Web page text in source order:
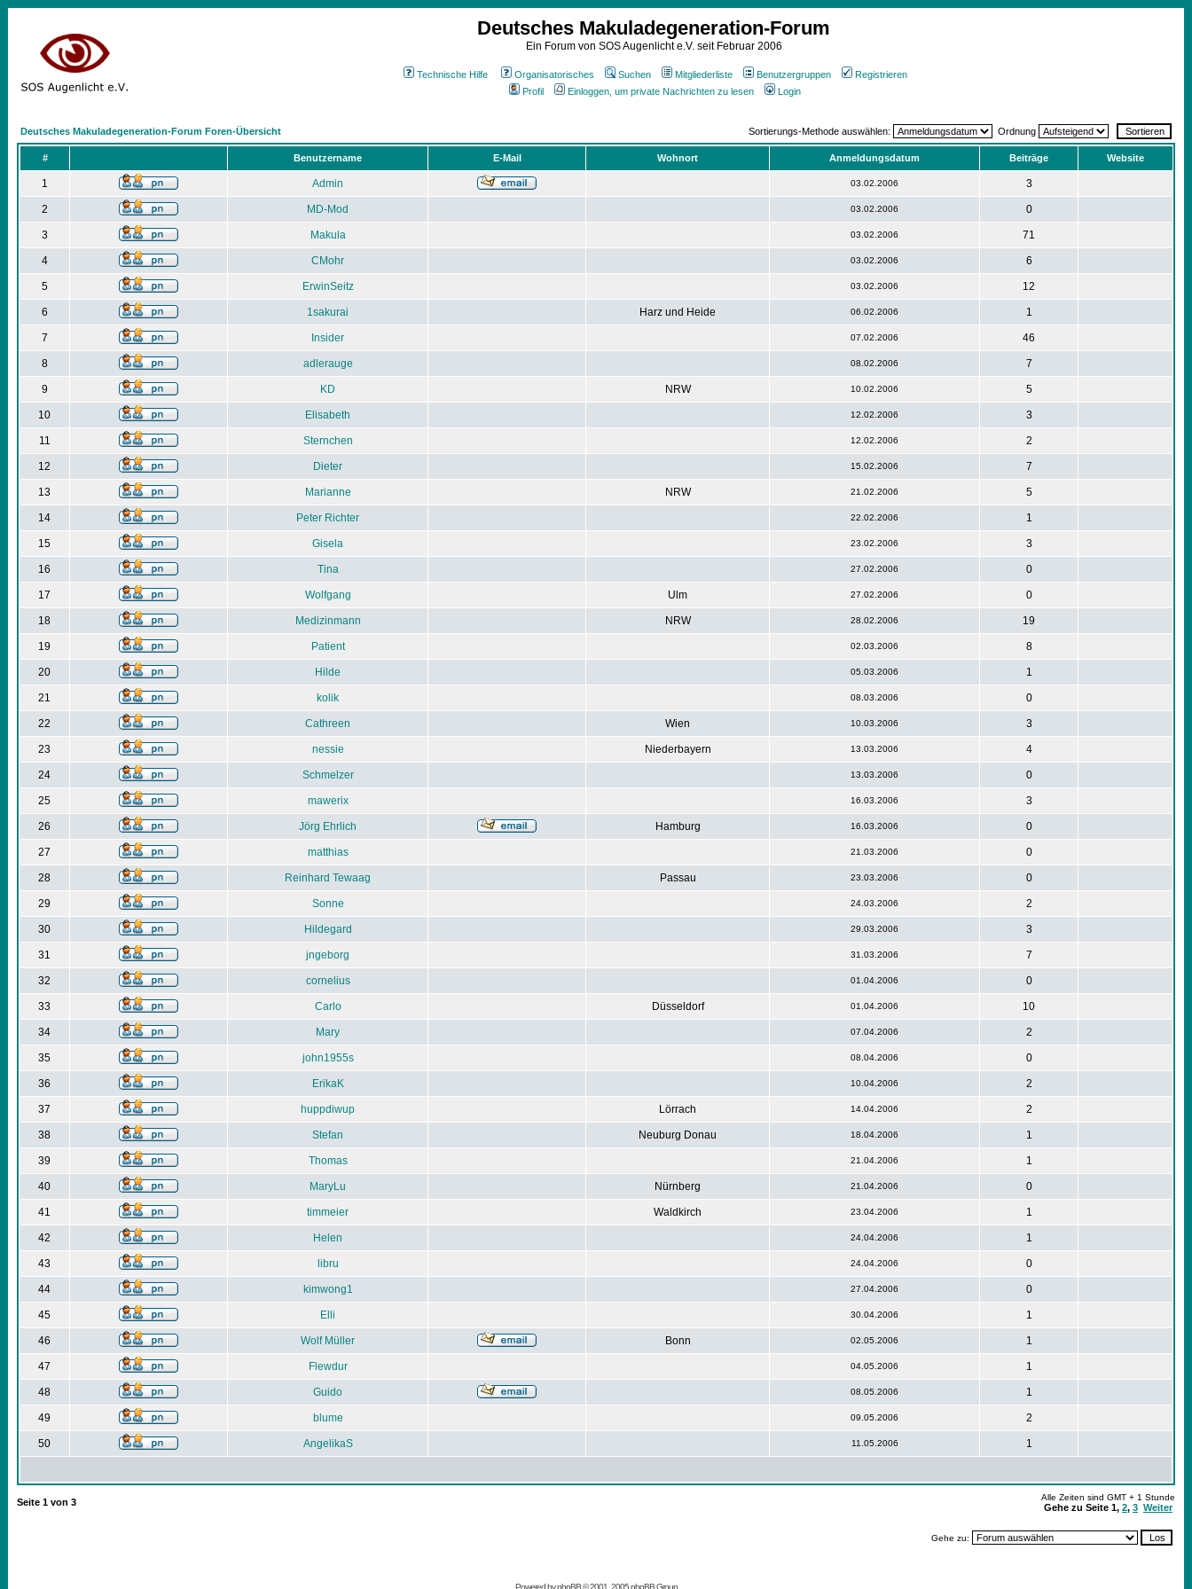
Deutsches Makuladegeneration-Forum
Ein Forum von SOS Augenlicht e.V. seit Februar 2006
Technische Hilfe Organisatorisches Suchen Mitgliederliste Benutzergruppen
Registrieren
Profil
Einloggen, um private Nachrichten zu lesen Login
Deutsches Makuladegeneration-Forum Foren-Übersicht Sortierungs-Methode auswählen: Ordnung
# Benutzername E-Mail Wohnort Anmeldungsdatum Beiträge Website
1 Admin 03.02.2006 3
2 MD-Mod 03.02.2006 0
3 Makula 03.02.2006 71
4 CMohr 03.02.2006 6
5 ErwinSeitz 03.02.2006 12
6 1sakurai Harz und Heide 06.02.2006 1
7 Insider 07.02.2006 46
8 adlerauge 08.02.2006 7
9 KD NRW 10.02.2006 5
10 Elisabeth 12.02.2006 3
11 Sternchen 12.02.2006 2
12 Dieter 15.02.2006 7
13 Marianne NRW 21.02.2006 5
14 Peter Richter 22.02.2006 1
15 Gisela 23.02.2006 3
16 Tina 27.02.2006 0
17 Wolfgang Ulm 27.02.2006 0
18 Medizinmann NRW 28.02.2006 19
19 Patient 02.03.2006 8
20 Hilde 05.03.2006 1
21 kolik 08.03.2006 0
22 Cathreen Wien 10.03.2006 3
23 nessie Niederbayern 13.03.2006 4
24 Schmelzer 13.03.2006 0
25 mawerix 16.03.2006 3
26 Jörg Ehrlich Hamburg 16.03.2006 0
27 matthias 21.03.2006 0
28 Reinhard Tewaag Passau 23.03.2006 0
29 Sonne 24.03.2006 2
30 Hildegard 29.03.2006 3
31 jngeborg 31.03.2006 7
32 cornelius 01.04.2006 0
33 Carlo Düsseldorf 01.04.2006 10
34 Mary 07.04.2006 2
35 john1955s 08.04.2006 0
36 ErikaK 10.04.2006 2
37 huppdiwup Lörrach 14.04.2006 2
38 Stefan Neuburg Donau 18.04.2006 1
39 Thomas 21.04.2006 1
40 MaryLu Nürnberg 21.04.2006 0
41 timmeier Waldkirch 23.04.2006 1
42 Helen 24.04.2006 1
43 libru 24.04.2006 0
44 kimwong1 27.04.2006 0
45 Elli 30.04.2006 1
46 Wolf Müller Bonn 02.05.2006 1
47 Flewdur 04.05.2006 1
48 Guido 08.05.2006 1
49 blume 09.05.2006 2
50 AngelikaS 11.05.2006 1
Seite 1 von 3 Alle Zeiten sind GMT + 1 Stunde
Gehe zu Seite 1, 2, 3 Weiter
Gehe zu:
Powered byphpBB© 2001, 2005 phpBB Group